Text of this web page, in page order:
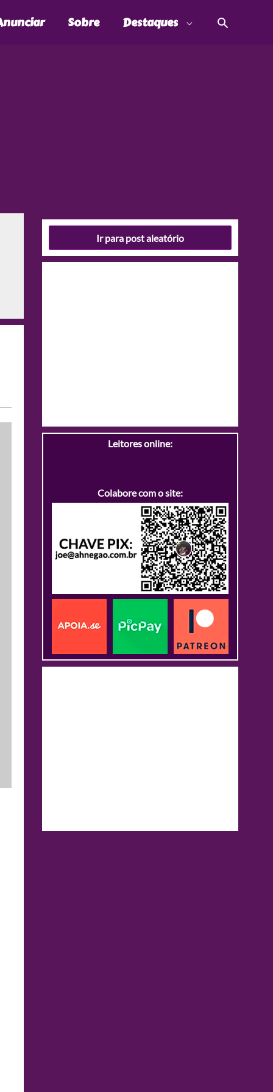
Sobre Destaques
Ir para post aleatório
Leitores online:
Colabore com o site: